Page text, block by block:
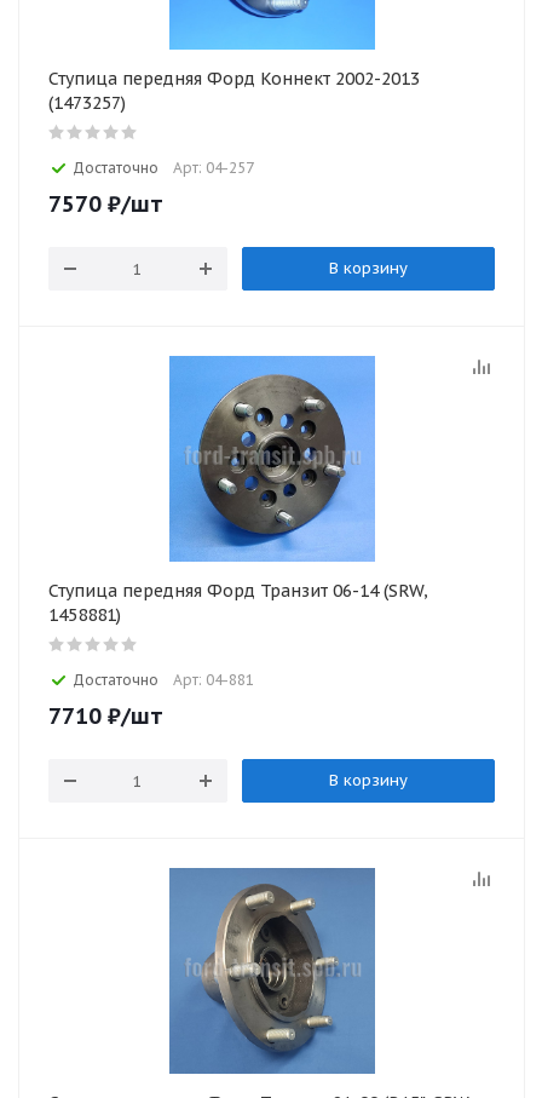
Ступица передняя Форд Коннект 2002-2013
(1473257)
Достаточно Арт: 04-257
7570 ₽/шт
В корзину
Ступица передняя Форд Транзит 06-14 (SRW,
1458881)
Достаточно Арт: 04-881
7710 ₽/шт
В корзину